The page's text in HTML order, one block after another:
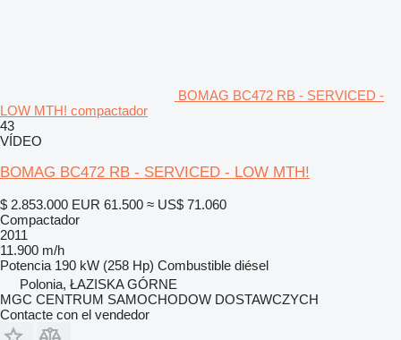
BOMAG BC472 RB - SERVICED -
LOW MTH! compactador
43
VÍDEO
BOMAG BC472 RB - SERVICED - LOW MTH!
$ 2.853.000 EUR 61.500 ≈ US$ 71.060
Compactador
2011
11.900 m/h
Potencia 190 kW (258 Hp) Combustible diésel
Polonia, ŁAZISKA GÓRNE
MGC CENTRUM SAMOCHODOW DOSTAWCZYCH
Contacte con el vendedor